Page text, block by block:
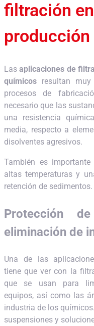
filtración
Lasaplicaciones de
químicos resultan
procesos de
necesario que las
una resistencia
media, respecto a
disolventes agresivos.
También es
altas temperaturas y
retención de sedimentos.
Protección
eliminación de
Una de las
tiene que ver con la
que se usan para
equipos, así como las
industria de los
suspensiones y